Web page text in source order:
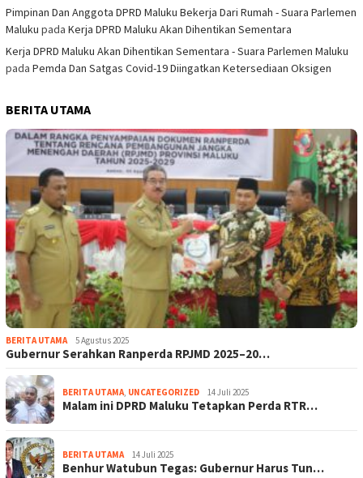
Pimpinan Dan Anggota DPRD Maluku Bekerja Dari Rumah - Suara Parlemen
Maluku pada Kerja DPRD Maluku Akan Dihentikan Sementara
Kerja DPRD Maluku Akan Dihentikan Sementara - Suara Parlemen Maluku
pada Pemda Dan Satgas Covid-19 Diingatkan Ketersediaan Oksigen
BERITA UTAMA
BERITA UTAMA 5 Agustus 2025
Gubernur Serahkan Ranperda RPJMD 2025–20…
BERITA UTAMA, UNCATEGORIZED 14 Juli 2025
Malam ini DPRD Maluku Tetapkan Perda RTR…
BERITA UTAMA 14 Juli 2025
Benhur Watubun Tegas: Gubernur Harus Tun…